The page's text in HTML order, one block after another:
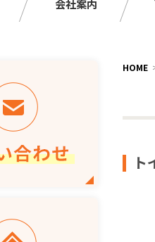
会社案内
HOME
ト